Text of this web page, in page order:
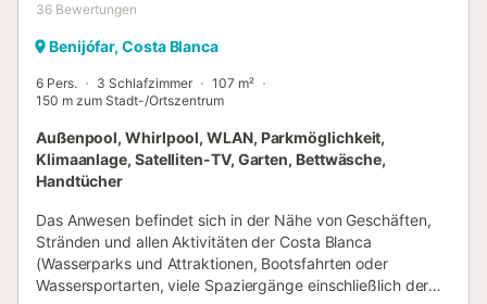
36 Bewertungen
Benijófar, Costa Blanca
6 Pers. 3 Schlafzimmer
107 m²
150 m zum Stadt-/Ortszentrum
Außenpool, Whirlpool, WLAN, Parkmöglichkeit,
Klimaanlage, Satelliten-TV, Garten, Bettwäsche,
Handtücher
Das Anwesen befindet sich in der Nähe von Geschäften,
Stränden und allen Aktivitäten der Costa Blanca
(Wasserparks und Attraktionen, Bootsfahrten oder
Wassersportarten, viele Spaziergänge einschließlich der